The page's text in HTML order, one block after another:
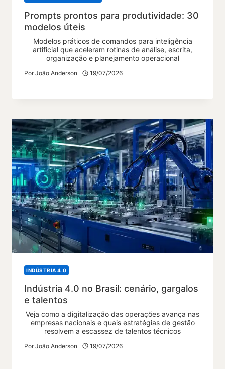
Prompts prontos para produtividade: 30
modelos úteis
Modelos práticos de comandos para inteligência
artificial que aceleram rotinas de análise, escrita,
organização e planejamento operacional
Por João Anderson 19/07/2026
INDÚSTRIA 4.0
Indústria 4.0 no Brasil: cenário, gargalos
e talentos
Veja como a digitalização das operações avança nas
empresas nacionais e quais estratégias de gestão
resolvem a escassez de talentos técnicos
Por João Anderson 19/07/2026